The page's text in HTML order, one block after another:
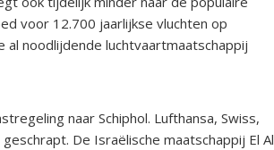
voor 12.700 jaarlijkse vluchten op
al noodlijdende luchtvaartmaatschappij
naar Schiphol. Lufthansa, Swiss,
De Israëlische maatschappij El Al